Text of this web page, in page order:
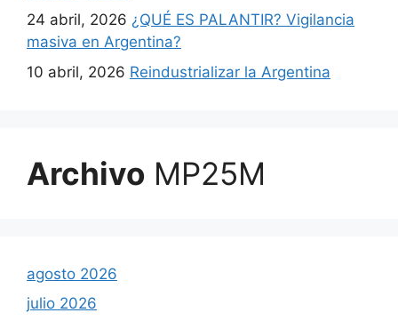
24 abril, 2026 ¿QUÉ ES PALANTIR? Vigilancia
masiva en Argentina?
10 abril, 2026 Reindustrializar la Argentina
Archivo MP25M
agosto 2026
julio 2026